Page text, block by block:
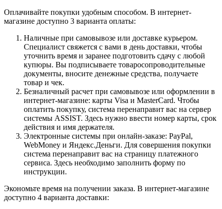
Оплачивайте покупки удобным способом. В интернет-
магазине доступно 3 варианта оплаты:
Наличные при самовывозе или доставке курьером.
Специалист свяжется с вами в день доставки, чтобы
уточнить время и заранее подготовить сдачу с любой
купюры. Вы подписываете товаросопроводительные
документы, вносите денежные средства, получаете
товар и чек.
Безналичный расчет при самовывозе или оформлении в
интернет-магазине: карты Visa и MasterCard. Чтобы
оплатить покупку, система перенаправит вас на сервер
системы ASSIST. Здесь нужно ввести номер карты, срок
действия и имя держателя.
Электронные системы при онлайн-заказе: PayPal,
WebMoney и Яндекс.Деньги. Для совершения покупки
система перенаправит вас на страницу платежного
сервиса. Здесь необходимо заполнить форму по
инструкции.
Экономьте время на получении заказа. В интернет-магазине
доступно 4 варианта доставки: